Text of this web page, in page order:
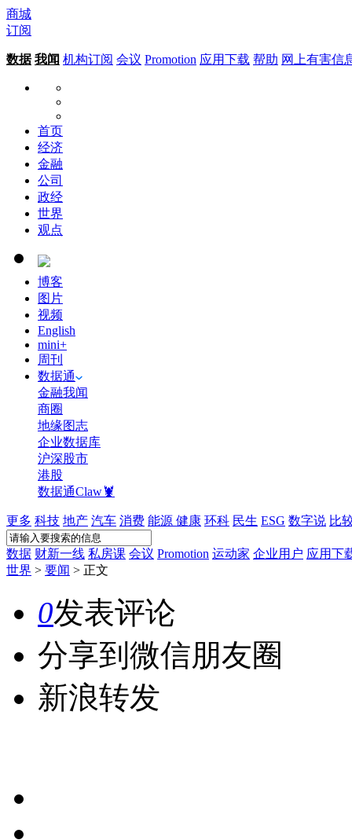
商城
订阅
数据 我闻 机构订阅 会议 Promotion 应用下载 帮助 网上有害信
首页
经济
金融
公司
政经
世界
观点
博客
图片
视频
English
mini+
周刊
数据通
金融我闻
商圈
地缘图志
企业数据库
沪深股市
港股
数据通Claw🦞
更多 科技 地产 汽车 消费 能源 健康 环科 民生 ESG 数字说 比
数据 财新一线 私房课 会议 Promotion 运动家 企业用户 应用下
世界 > 要闻 > 正文
0发表评论
分享到微信朋友圈
新浪转发